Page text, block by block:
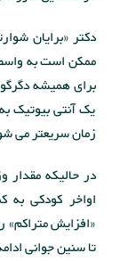
دکتر «برایان
ممکن است به
برای همیشه
یک آنتی بیوتیک
زمان سریعتر می
در حالیکه مقدار
اواخر کودکی به
«افزایش متراکم»
تا سنین جوانی